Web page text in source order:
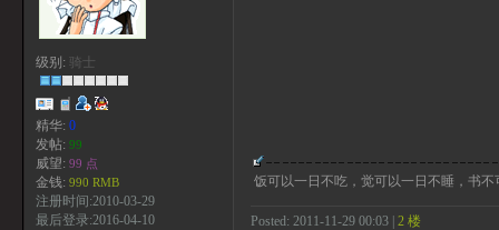
级别: 骑士
精华: 0
发帖: 99
威望: 99 点
金钱: 990 RMB
注册时间:2010-03-29
最后登录:2016-04-10
饭可以一日不吃，觉可以一日不睡，书不
Posted: 2011-11-29 00:03 | 2 楼